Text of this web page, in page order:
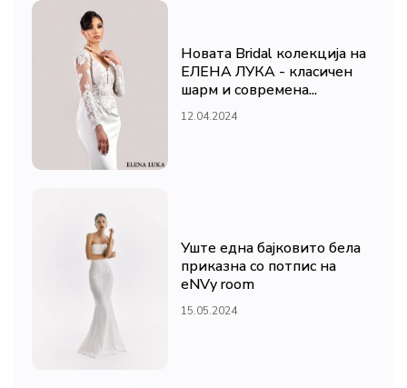
Новата Bridal колекција на
ЕЛЕНА ЛУКА - класичен
шарм и современа...
12.04.2024
Уште една бајковито бела
приказна со потпис на
eNVy room
15.05.2024